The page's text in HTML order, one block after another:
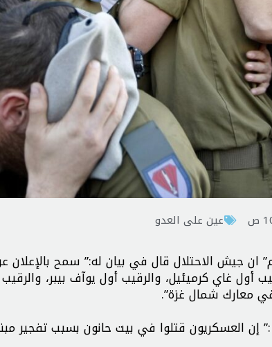
ص عين على العدو
ان جيش الاحتلال قال في بيان له:” سمح